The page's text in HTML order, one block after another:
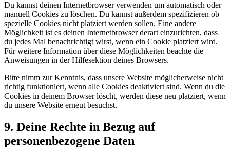
Du kannst deinen Internetbrowser verwenden um automatisch oder
manuell Cookies zu löschen. Du kannst außerdem spezifizieren ob
spezielle Cookies nicht platziert werden sollen. Eine andere
Möglichkeit ist es deinen Internetbrowser derart einzurichten, dass
du jedes Mal benachrichtigt wirst, wenn ein Cookie platziert wird.
Für weitere Information über diese Möglichkeiten beachte die
Anweisungen in der Hilfesektion deines Browsers.
Bitte nimm zur Kenntnis, dass unsere Website möglicherweise nicht
richtig funktioniert, wenn alle Cookies deaktiviert sind. Wenn du die
Cookies in deinem Browser löscht, werden diese neu platziert, wenn
du unsere Website erneut besuchst.
9. Deine Rechte in Bezug auf
personenbezogene Daten